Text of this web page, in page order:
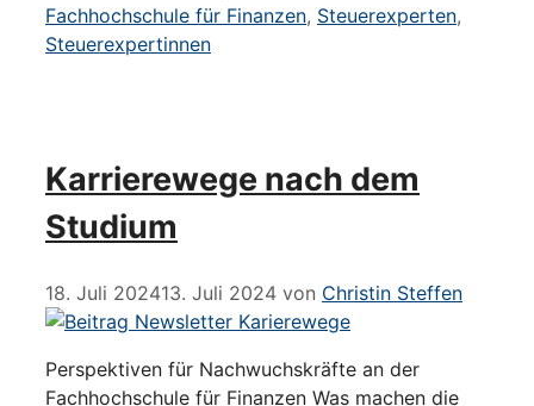
Fachhochschule für Finanzen, Steuerexperten,
Steuerexpertinnen
Karrierewege nach dem
Studium
18. Juli 202413. Juli 2024 von Christin Steffen
Perspektiven für Nachwuchskräfte an der
Fachhochschule für Finanzen Was machen die